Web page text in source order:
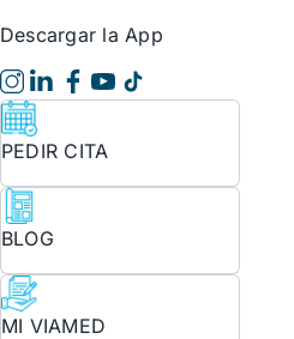
Descargar la App
PEDIR CITA
BLOG
MI VIAMED